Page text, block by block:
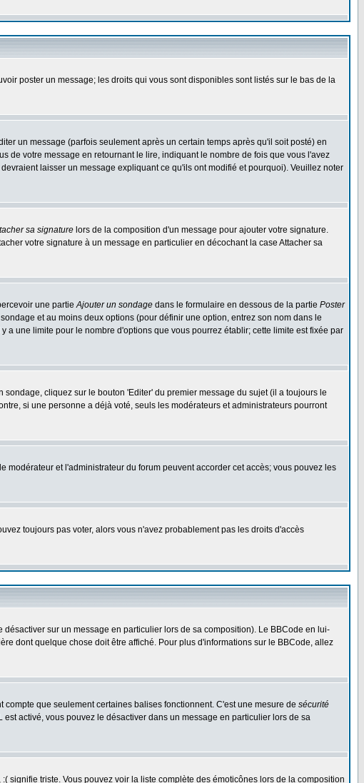
poster un message; les droits qui vous sont disponibles sont listés sur le bas de la
un message (parfois seulement après un certain temps après qu'il soit posté) en
de votre message en retournant le lire, indiquant le nombre de fois que vous l'avez
laisser un message expliquant ce qu'ils ont modifié et pourquoi). Veuillez noter
sa signature lors de la composition d'un message pour ajouter votre signature.
votre signature à un message en particulier en décochant la case Attacher sa
une partieAjouter un sondage dans le formulaire en dessous de la partie Poster
et au moins deux options (pour définir une option, entrez son nom dans le
une limite pour le nombre d'options que vous pourrez établir; cette limite est fixée par
cliquez sur le bouton 'Editer' du premier message du sujet (il a toujours le
si une personne a déjà voté, seuls les modérateurs et administrateurs pourront
et l'administrateur du forum peuvent accorder cet accès; vous pouvez les
toujours pas voter, alors vous n'avez probablement pas les droits d'accès
sur un message en particulier lors de sa composition). Le BBCode en lui-
dont quelque chose doit être affiché. Pour plus d'informations sur le BBCode, allez
que seulement certaines balises fonctionnent. C'est une mesure de sécurité
activé, vous pouvez le désactiver dans un message en particulier lors de sa
signifie triste. Vous pouvez voir la liste complète des émoticônes lors de la composition